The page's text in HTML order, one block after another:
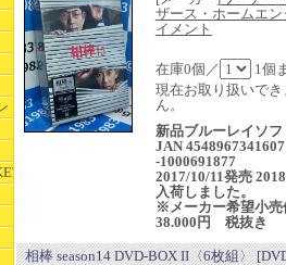
ザース・ホームエン
イメント
在庫0個／
1個
現在お取り扱いでき
ん。
新品ブルーレイソ
JAN 4548967341607
-1000691877
2017/10/11発売
入荷しました。
※メーカー希望小売
38.000円 税抜き
相棒 season14 DVD-BOX II〈6枚組〉